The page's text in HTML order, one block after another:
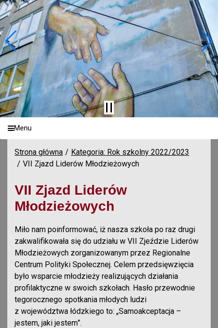
Menu
Strona główna
Kategoria: Rok szkolny 2022/2023
VII Zjazd Liderów Młodzieżowych
VII Zjazd Liderów
Młodzieżowych
Miło nam poinformować, iż nasza szkoła po raz drugi
zakwalifikowała się do udziału w VII Zjeździe Liderów
Młodzieżowych zorganizowanym przez Regionalne
Centrum Polityki Społecznej. Celem przedsięwzięcia
było wsparcie młodzieży realizujących działania
profilaktyczne w swoich szkołach. Hasło przewodnie
tegorocznego spotkania młodych ludzi
z województwa łódzkiego to: „Samoakceptacja –
jestem, jaki jestem”.